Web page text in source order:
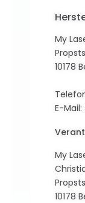
My
10178
E-Mail:
My
10178